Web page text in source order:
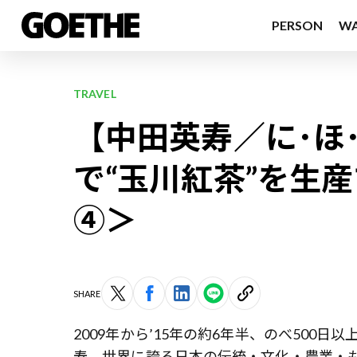
PERSON
TRAVEL
【中田英寿／に･
で“玉川紅茶”を生
④＞
SHARE
2009年から’15年の約6年半、のべ500日